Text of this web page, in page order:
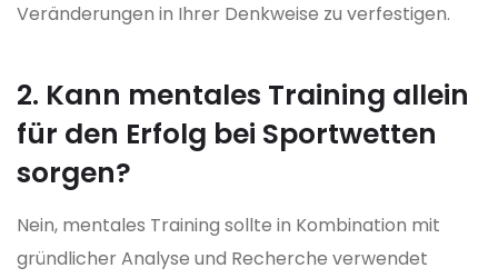
Veränderungen in Ihrer Denkweise zu verfestigen.
2. Kann mentales Training allein
für den Erfolg bei Sportwetten
sorgen?
Nein, mentales Training sollte in Kombination mit
gründlicher Analyse und Recherche verwendet